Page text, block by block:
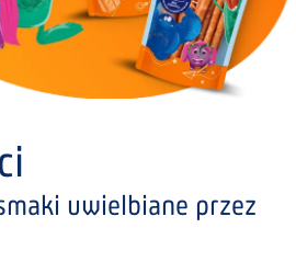
uwielbiane przez